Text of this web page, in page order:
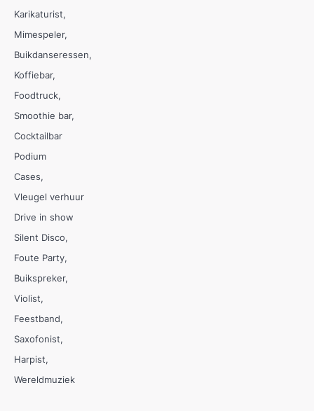
Karikaturist
Mimespeler
Buikdanseressen
Koffiebar
Foodtruck
Smoothie bar
Cocktailbar
Podium
Cases
Vleugel verhuur
Drive in show
Silent Disco
Foute Party
Buikspreker
Violist
Feestband
Saxofonist
Harpist
Wereldmuziek